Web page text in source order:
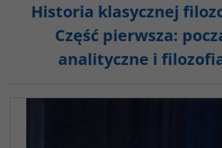
Historia klasycznej
Część pierwsza:
analityczne i